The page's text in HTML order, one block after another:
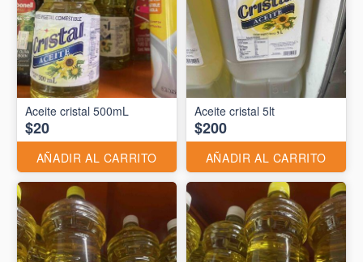
Aceite cristal 500mL
$20
AÑADIR AL CARRITO
Aceite cristal 5lt
$200
AÑADIR AL CARRITO